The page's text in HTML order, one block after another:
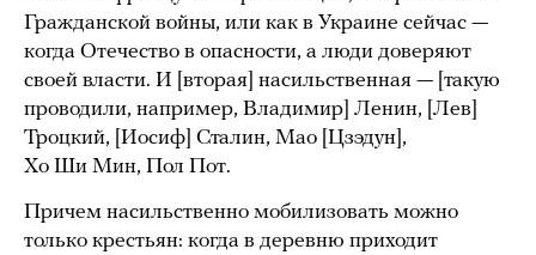
Гражданской войны, или как в Украине сейчас —
когда Отечество в опасности, а люди доверяют
своей власти. И [вторая] насильственная — [такую
проводили, например, Владимир] Ленин, [Лев]
Троцкий, [Иосиф] Сталин, Мао [Цзэдун],
Хо Ши Мин, Пол Пот.
Причем насильственно мобилизовать можно
только крестьян: когда в деревню приходит